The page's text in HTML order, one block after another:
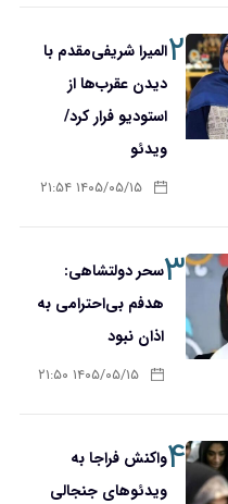
۲المیرا شریفی‌مقدم با
دیدن عقرب‌ها از
استودیو فرار کرد/
ویدئو
۱۴۰۵/۰۵/۱۵ ۲۱:۵۴
۳سحر دولتشاهی:
هدفم بی‌احترامی به
اذان نبود
۱۴۰۵/۰۵/۱۵ ۲۱:۵۰
۴واکنش فراجا به
ویدئوهای جنجالی